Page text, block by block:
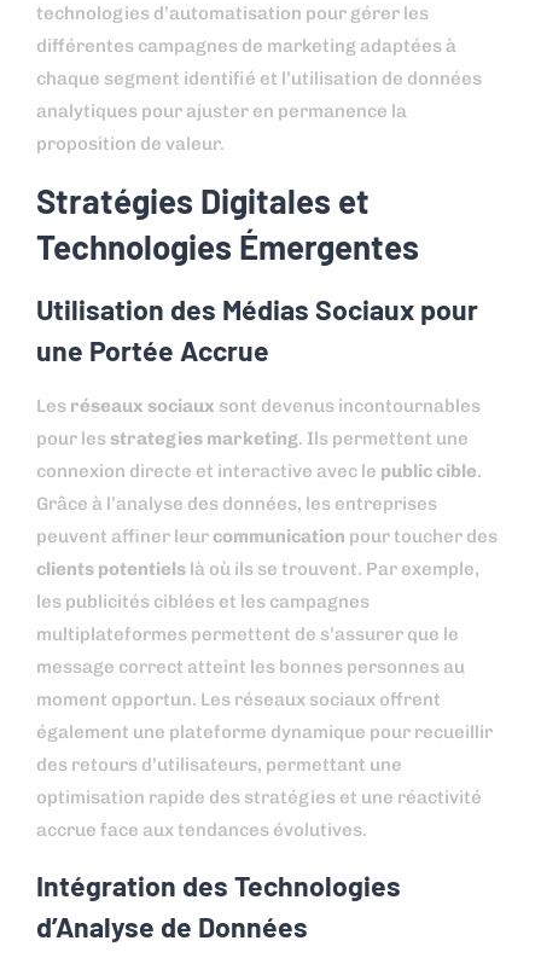
technologies d’automatisation pour gérer les
différentes campagnes de marketing adaptées à
chaque segment identifié et l’utilisation de données
analytiques pour ajuster en permanence la
proposition de valeur.
Stratégies Digitales et
Technologies Émergentes
Utilisation des Médias Sociaux pour
une Portée Accrue
Les réseaux sociaux sont devenus incontournables
pour les strategies marketing. Ils permettent une
connexion directe et interactive avec le public cible.
Grâce à l’analyse des données, les entreprises
peuvent affiner leurcommunication pour toucher des
clients potentiels là où ils se trouvent. Par exemple,
les publicités ciblées et les campagnes
multiplateformes permettent de s’assurer que le
message correct atteint les bonnes personnes au
moment opportun. Les réseaux sociaux offrent
également une plateforme dynamique pour recueillir
des retours d’utilisateurs, permettant une
optimisation rapide des stratégies et une réactivité
accrue face aux tendances évolutives.
Intégration des Technologies
d’Analyse de Données